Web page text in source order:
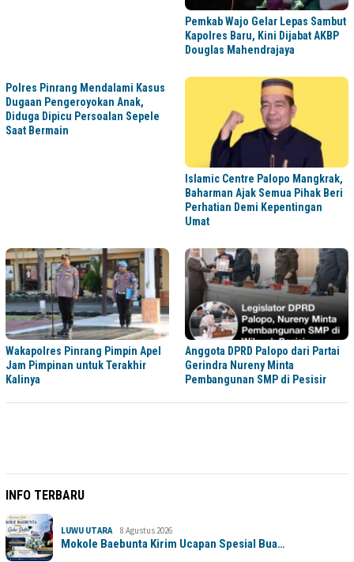
Pemkab Wajo Gelar Lepas Sambut
Kapolres Baru, Kini Dijabat AKBP
Douglas Mahendrajaya
Polres Pinrang Mendalami Kasus
Dugaan Pengeroyokan Anak,
Diduga Dipicu Persoalan Sepele
Saat Bermain
Islamic Centre Palopo Mangkrak,
Baharman Ajak Semua Pihak Beri
Perhatian Demi Kepentingan
Umat
Wakapolres Pinrang Pimpin Apel
Jam Pimpinan untuk Terakhir
Kalinya
Anggota DPRD Palopo dari Partai
Gerindra Nureny Minta
Pembangunan SMP di Pesisir
INFO TERBARU
LUWU UTARA 8 Agustus 2026
Mokole Baebunta Kirim Ucapan Spesial Bua…